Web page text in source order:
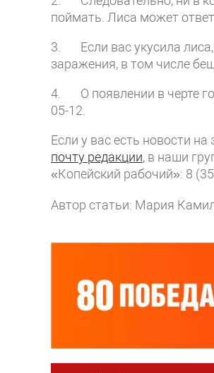
поймать. Лиса может
3. Если вас укусила лиса,
заражения, в том числе
4. О появлении в черте
05-12.
Если у вас есть новости
почту редакции, в наши
«Копейский рабочий»: 8
Автор статьи: Мария